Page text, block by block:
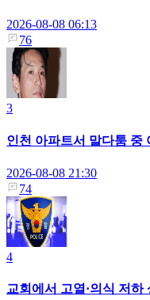
2026-08-08 06:13
76
3
인천 아파트서 말다툼 중
2026-08-08 21:30
74
4
교회에서 고열·의식 저